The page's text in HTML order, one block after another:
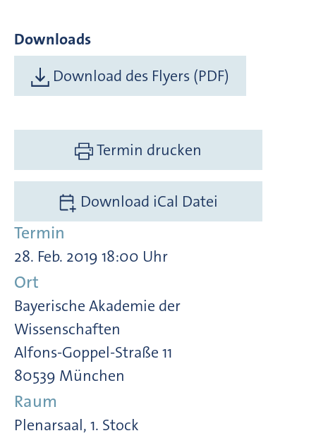
Downloads
Download des Flyers (PDF)
Termin drucken
Download iCal Datei
Termin
28. Feb. 2019 18:00 Uhr
Ort
Bayerische Akademie der
Wissenschaften
Alfons-Goppel-Straße 11
80539 München
Raum
Plenarsaal, 1. Stock